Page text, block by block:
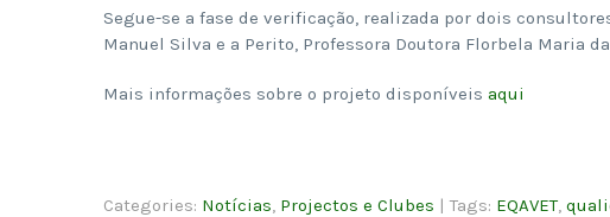
Segue-se a fase de verificação, realizada por dois
Manuel Silva e a Perito, Professora Doutora Florbela Maria
Mais informações sobre o projeto disponíveis aqui
Categories: Notícias Projectos e Clubes | Tags: EQAVET